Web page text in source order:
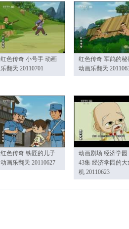
红色传奇 小号手 动画
乐翻天 20110701
红色传奇 军鸽的秘
动画乐翻天
红色传奇 铁匠的儿子
动画乐翻天 20110627
动画剧场 经济学园
43集 经济学园的大
机 20110623